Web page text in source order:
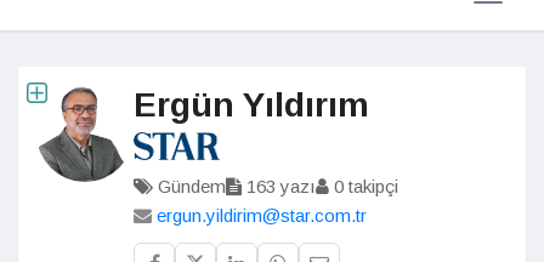
Ergün Yıldırım
Gündem 163 yazı
0 takipçi
ergun.yildirim@star.com.tr